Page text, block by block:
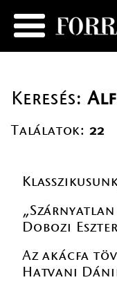
Keresés:
Találatok: 22
„Szárnyatlan
Dobozi
Az akácfa
Hatvani